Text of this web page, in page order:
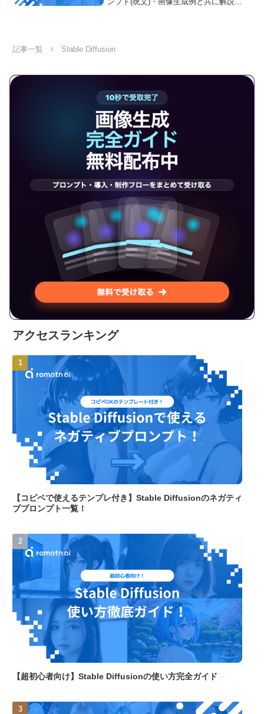
記事一覧 Stable Diffusion
アクセスランキング
【コピペで使えるテンプレ付き】Stable Diffusionのネガティ
ブプロンプト一覧！
【超初心者向け】Stable Diffusionの使い方完全ガイド